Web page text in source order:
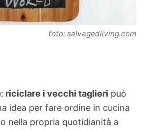
foto: salvagedliving.com
riciclare i vecchi taglieri può
idea per fare ordine in cucina
nella propria quotidianità a